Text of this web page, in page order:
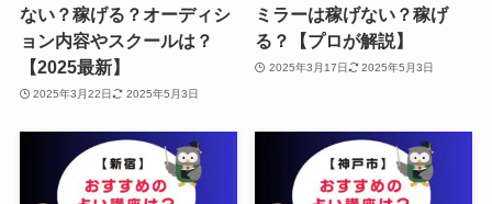
ない？稼げる？オーディシ
ョン内容やスクールは？
【2025最新】
2025年3月22日 2025年5月3日
ミラーは稼げない？稼げ
る？【プロが解説】
2025年3月17日 2025年5月3日